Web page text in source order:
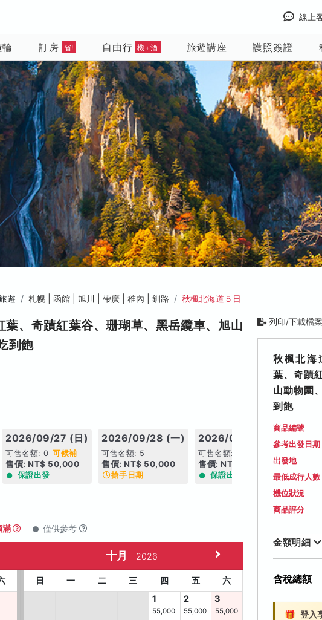
線上
訂房 省! 自由行 機+酒 旅遊講座 護照簽證
遊 札幌 | 函館 | 旭川 | 帶廣 | 稚內 | 釧路 秋楓北海道５日
、奇蹟紅葉谷、珊瑚草、黑岳纜車、旭山
到飽
2026/09/27 (日)
可售名額: 0 可候補
售價: NT$ 50,000
保證出發
2026/09/28 (一)
可售名額: 5
售價: NT$ 50,000
搶手日期
2026/09/29 (二)
可售名額: 12
售價: NT$ 50,000
保證出發
售價:
搶手
滿 僅供參考
十月 2026
日 一 二 三 四 五
六
1
55,000
2
55,000
3
55,000
列印/下載檔案
秋楓北海
葉、奇蹟
山動物園
到飽
商品編號
參考出發日期
出發地
最低成行人數
機位狀況
商品評分
金額明細
含稅總額
🎁 登入